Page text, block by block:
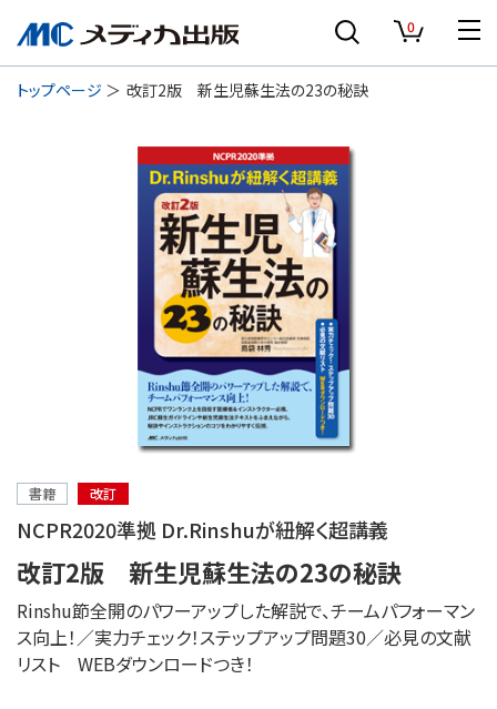
0
トップページ 改訂2版 新生児蘇生法の23の秘訣
書籍 改訂
NCPR2020準拠 Dr.Rinshuが紐解く超講義
改訂2版 新生児蘇生法の23の秘訣
Rinshu節全開のパワーアップした解説で、チームパフォーマン
ス向上！／実力チェック！ステップアップ問題30／必見の文献
リスト WEBダウンロードつき！